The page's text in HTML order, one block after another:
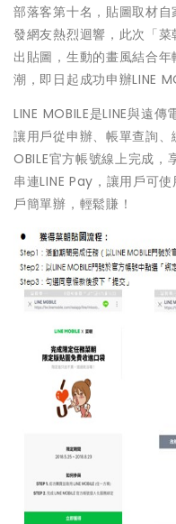
部落客第十名，貼圖取材
發網友熱烈迴響，此次「
出貼圖，生動的畫風結合
潮，即日起成功申辦LINE
LINE MOBILE是LINE與遠
讓用戶從申辦、帳單查詢
OBILE官方帳號線上完成，
串連LINE Pay，讓用戶可
戶簡單辦，輕鬆賺！